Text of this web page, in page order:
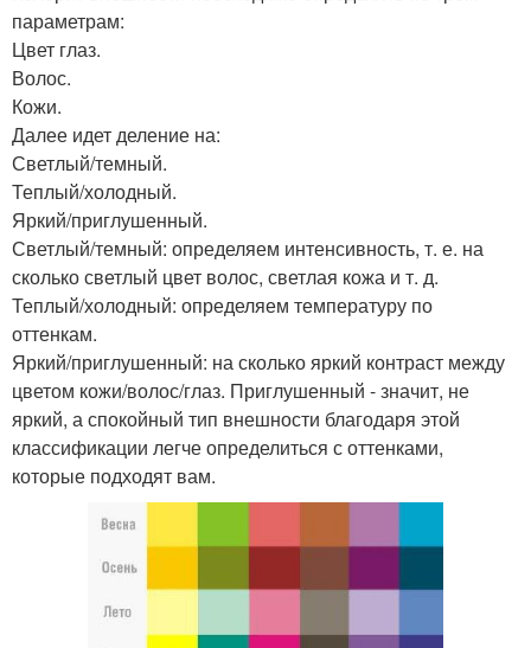
параметрам:
Цвет глаз.
Волос.
Кожи.
Далее идет деление на:
Светлый/темный.
Теплый/холодный.
Яркий/приглушенный.
Светлый/темный: определяем интенсивность, т. е. на
сколько светлый цвет волос, светлая кожа и т. д.
Теплый/холодный: определяем температуру по
оттенкам.
Яркий/приглушенный: на сколько яркий контраст между
цветом кожи/волос/глаз. Приглушенный - значит, не
яркий, а спокойный тип внешности благодаря этой
классификации легче определиться с оттенками,
которые подходят вам.